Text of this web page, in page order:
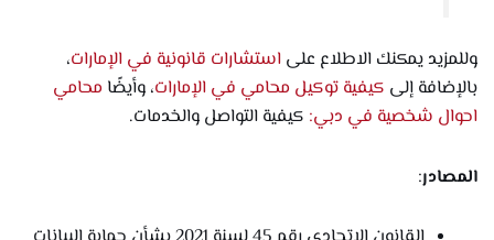
وللمزيد يمكنك الاطلاع على استشارات قانونية في الإمارات،
بالإضافة إلى كيفية توكيل محامي في الإمارات، وأيضًا محامي
احوال شخصية في دبي: كيفية التواصل والخدمات.
المصادر: